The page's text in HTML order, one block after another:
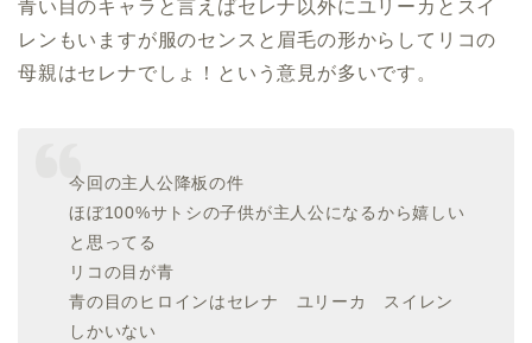
青い目のキャラと言えばセレナ以外にユリーカとスイ
レンもいますが服のセンスと眉毛の形からしてリコの
母親はセレナでしょ！という意見が多いです。
今回の主人公降板の件
ほぼ100%サトシの子供が主人公になるから嬉しい
と思ってる
リコの目が青
青の目のヒロインはセレナ ユリーカ スイレン
しかいない